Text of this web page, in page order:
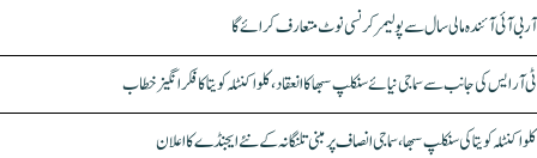
آر بی آئی آئندہ مالی سال سے پولیمر کرنسی نوٹ متعارف کرائے گا
ٹی آر ایس کی جانب سے سماجی نیائے سنکلپ سبھا کا انعقاد، کلواکنٹلہ کویتا کا فکر انگیز خطاب
کلواکنٹلہ کویتا کی سنکلپ سبھا، سماجی انصاف پر مبنی تلنگانہ کے نئے ایجنڈے کا اعلان